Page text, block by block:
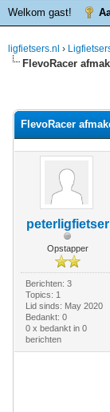
Welkom gast!
ligfietsers.nl ›
FlevoRacer
FlevoRacer
peterligfietser
Opstapper
Berichten: 3
Topics: 1
Lid sinds: May 2020
Bedankt: 0
0 x bedankt in 0
berichten